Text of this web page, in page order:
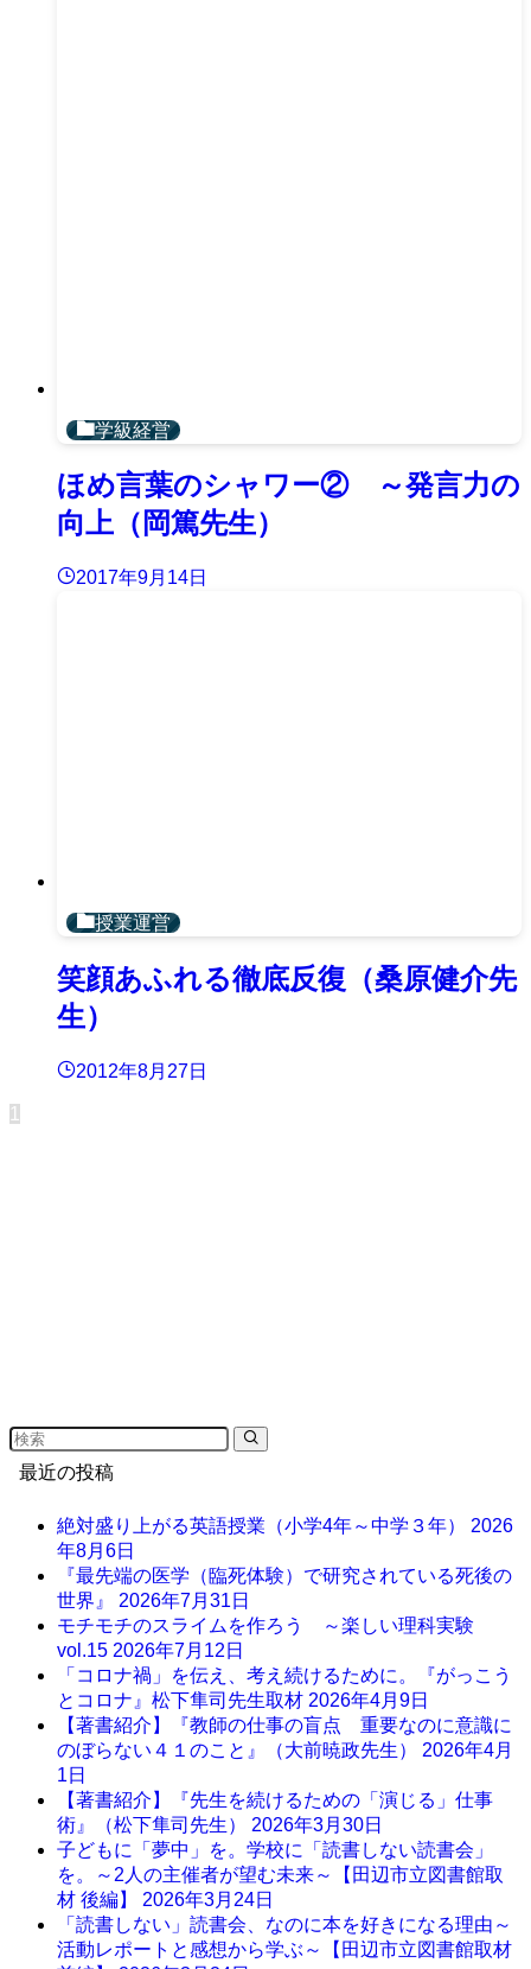
学級経営
ほめ言葉のシャワー② ～発言力の
向上（岡篤先生）
2017年9月14日
授業運営
笑顔あふれる徹底反復（桑原健介先
生）
2012年8月27日
1
最近の投稿
絶対盛り上がる英語授業（小学4年～中学３年） 2026
年8月6日
『最先端の医学（臨死体験）で研究されている死後の
世界』 2026年7月31日
モチモチのスライムを作ろう ～楽しい理科実験
vol.15 2026年7月12日
「コロナ禍」を伝え、考え続けるために。『がっこう
とコロナ』松下隼司先生取材 2026年4月9日
【著書紹介】『教師の仕事の盲点 重要なのに意識に
のぼらない４１のこと』（大前暁政先生） 2026年4月
1日
【著書紹介】『先生を続けるための「演じる」仕事
術』（松下隼司先生） 2026年3月30日
子どもに「夢中」を。学校に「読書しない読書会」
を。～2人の主催者が望む未来～【田辺市立図書館取
材 後編】 2026年3月24日
「読書しない」読書会、なのに本を好きになる理由～
活動レポートと感想から学ぶ～【田辺市立図書館取材